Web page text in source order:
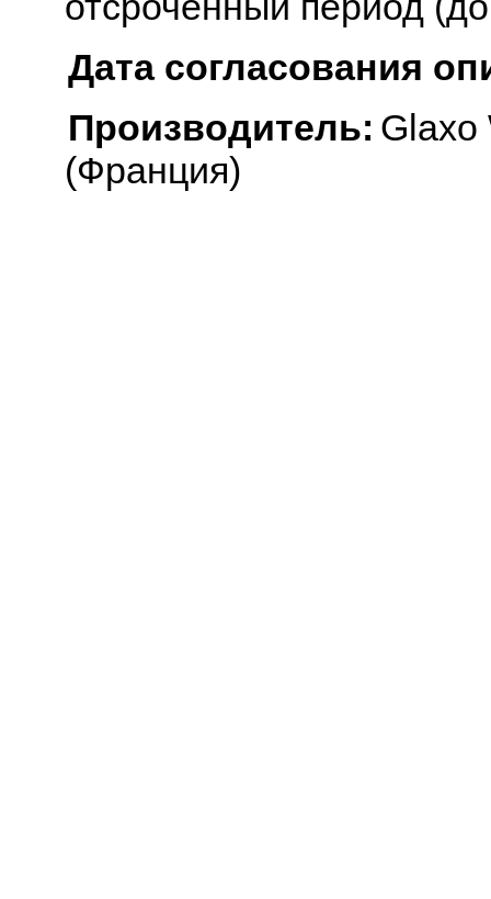
Дата согласования
Производитель: Glaxo
(Франция)